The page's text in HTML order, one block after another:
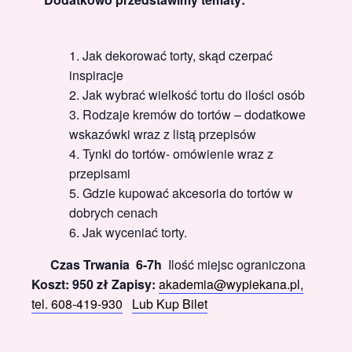
Jak dekorować torty, skąd czerpać
inspiracje
Jak wybrać wielkość tortu do ilości osób
Rodzaje kremów do tortów – dodatkowe
wskazówki wraz z listą przepisów
Tynki do tortów- omówienie wraz z
przepisami
Gdzie kupować akcesoria do tortów w
dobrych cenach
Jak wyceniać torty.
Czas Trwania 6-7h Ilość miejsc ograniczona
Koszt: 950 złZapisy: akademia@wypiekana.pl,
tel. 608-419-930
Lub Kup Bilet